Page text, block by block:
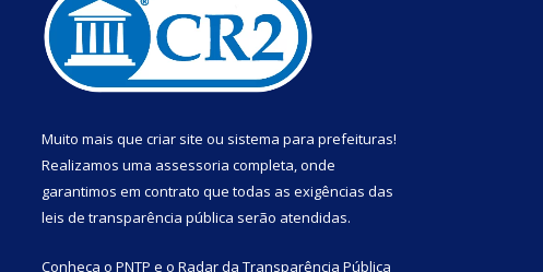
Muito mais que criar site ou sistema para prefeituras!
Realizamos uma assessoria completa, onde
garantimos em contrato que todas as exigências das
leis de transparência pública serão atendidas.
Conheça o PNTP e o Radar da Transparência Pública